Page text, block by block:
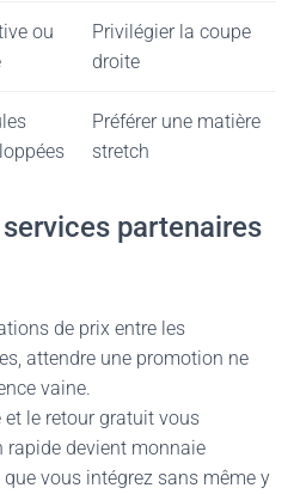
ou
Privilégier la coupe
droite
Préférer une matière
stretch
partenaires
de prix entre les
attendre une promotion ne
vaine.
et le retour gratuit vous
rapide devient monnaie
vous intégrez sans même y